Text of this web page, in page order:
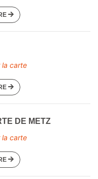
la carte
DE METZ
la carte